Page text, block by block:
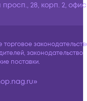
28, корп. 2,
законодательство
поставки.